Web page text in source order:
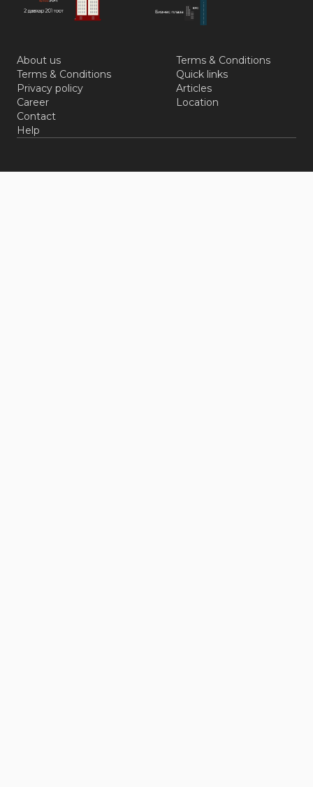
About us
Terms & Conditions
Privacy policy
Career
Contact
Help
Terms & Conditions
Quick links
Articles
Location